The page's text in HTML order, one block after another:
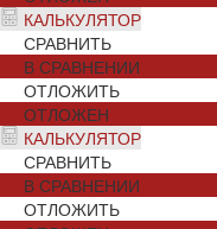
КАЛЬКУЛЯТОР
СРАВНИТЬ
В СРАВНЕНИИ
ОТЛОЖИТЬ
ОТЛОЖЕН
КАЛЬКУЛЯТОР
СРАВНИТЬ
В СРАВНЕНИИ
ОТЛОЖИТЬ